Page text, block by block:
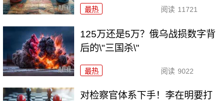
最热 阅读 11721
125万还是5万？俄乌战损数字背
后的\"三国杀\"
最热 阅读 9022
对检察官体系下手！李在明要打